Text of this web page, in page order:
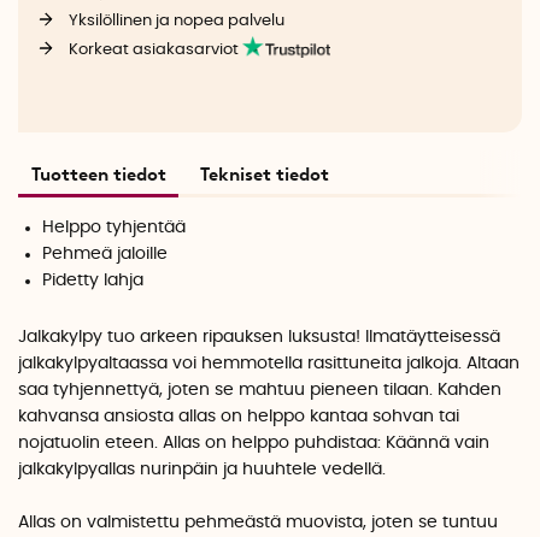
Yksilöllinen ja nopea palvelu
Korkeat asiakasarviot
Tuotteen tiedot Tekniset tiedot
Helppo tyhjentää
Pehmeä jaloille
Pidetty lahja
Jalkakylpy tuo arkeen ripauksen luksusta! Ilmatäytteisessä
jalkakylpyaltaassa voi hemmotella rasittuneita jalkoja. Altaan
saa tyhjennettyä, joten se mahtuu pieneen tilaan. Kahden
kahvansa ansiosta allas on helppo kantaa sohvan tai
nojatuolin eteen. Allas on helppo puhdistaa: Käännä vain
jalkakylpyallas nurinpäin ja huuhtele vedellä.
Allas on valmistettu pehmeästä muovista, joten se tuntuu